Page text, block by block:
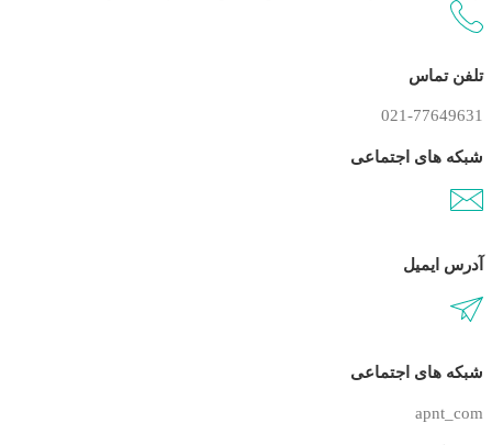
تلفن تماس
021-77649631
شبکه های اجتماعی
آدرس ایمیل
شبکه های اجتماعی
apnt_com